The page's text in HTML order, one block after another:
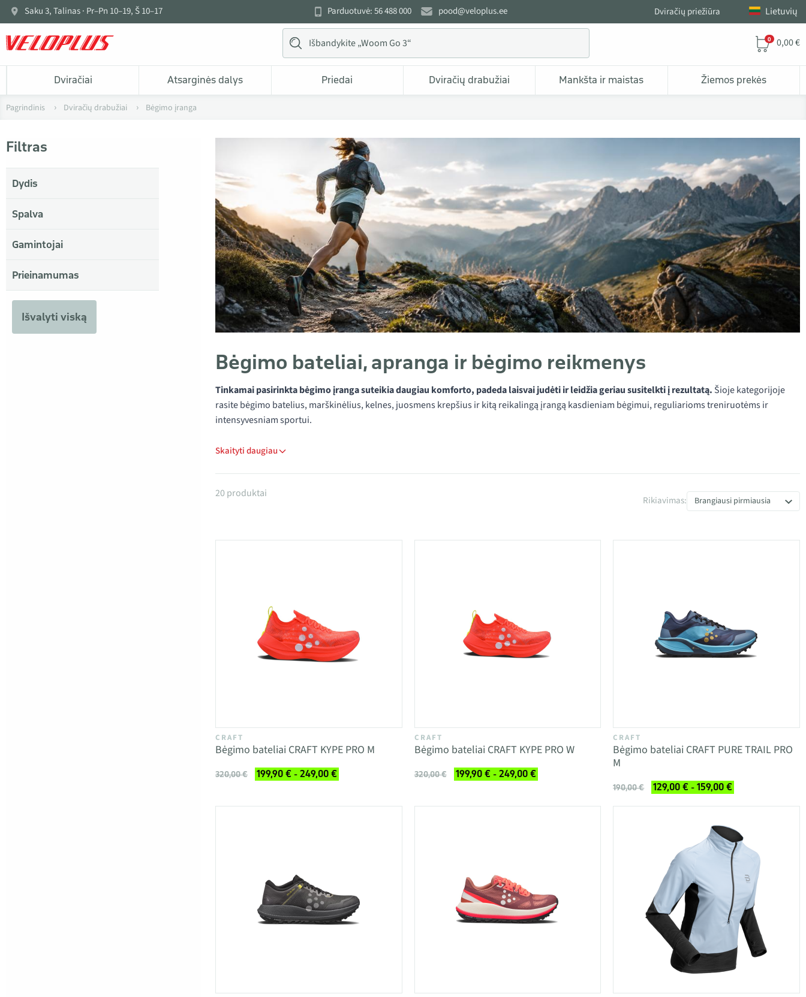
Saku 3, Talinas · Pr–Pn 10–19, Š 10–17 Parduotuvė: 56 488 000 pood@veloplus.ee Dviračių priežiūra Lietuvių
0 0,00 €
Dviračiai Atsarginės dalys Priedai Dviračių drabužiai Mankšta ir maistas Žiemos prekės
Pagrindinis Dviračių drabužiai Bėgimo įranga
Bėgimo bateliai, apranga ir bėgimo reikmenys
Tinkamai pasirinkta bėgimo įranga suteikia daugiau komforto, padeda laisvai judėti ir leidžia geriau susitelkti į rezultatą. Šioje kategorijoje
rasite bėgimo batelius, marškinėlius, kelnes, juosmens krepšius ir kitą reikalingą įrangą kasdieniam bėgimui, reguliarioms treniruotėms ir
intensyvesniam sportui.
Skaityti daugiau
Filtras
Dydis
Spalva
Gamintojai
Prieinamumas
Išvalyti viską
Produktai kategorijoje Bėgimo įranga
20 produktai
Rikiavimas: Brangiausi pirmiausia
CRAFT
Bėgimo bateliai CRAFT KYPE PRO M
320,00 € 199,90 € - 249,00 €
CRAFT
Bėgimo bateliai CRAFT KYPE PRO W
320,00 € 199,90 € - 249,00 €
CRAFT
Bėgimo bateliai CRAFT PURE TRAIL PRO
M
190,00 € 129,00 € - 159,00 €